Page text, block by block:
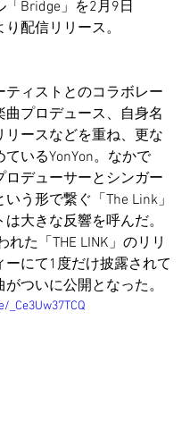
「Bridge」を2月9日
り配信リリース。
ティストとのコラボレー
曲プロデュース、自身名
リースなどを重ね、更な
ているYonYon。なかで
ロデューサーとシンガー
う形で繋ぐ「The Link」
大きな反響を呼んだ。
れた「THE LINK」のリリ
ーにて1度だけ披露されて
ついに公開となった。